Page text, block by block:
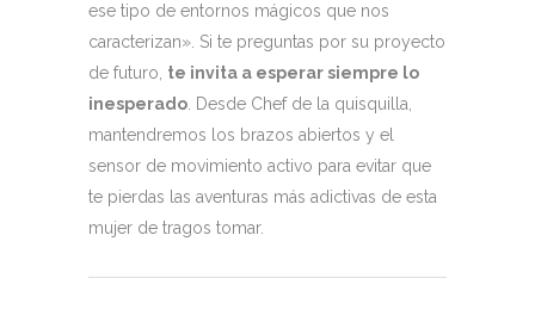
ese tipo de entornos mágicos que nos
caracterizan». Si te preguntas por su proyecto
de futuro, te invita a esperar siempre lo
inesperado . Desde Chef de la quisquilla,
mantendremos los brazos abiertos y el
sensor de movimiento activo para evitar que
te pierdas las aventuras más adictivas de esta
mujer de tragos tomar.